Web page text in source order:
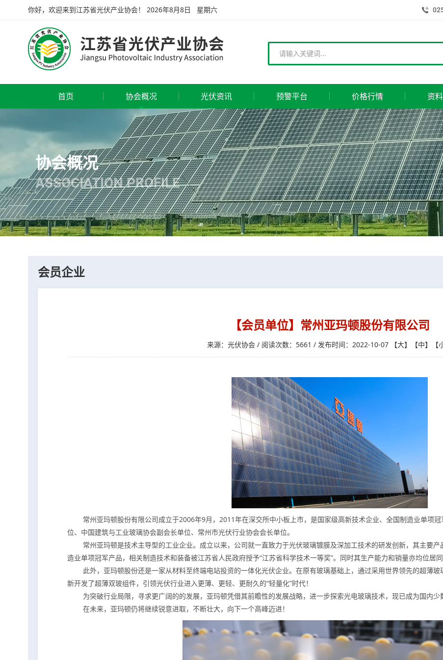
你好，欢迎来到江苏省光伏产业协会！ 2026年8月8日 星期六
首页 协会概况 光伏资讯 预警平台 价格行情 资
协会概况
ASSOCIATION PROFILE
会员企业
【会员单位】常州亚玛顿股份有限公司
来源：光伏协会 / 阅读次数：5661 / 发布时间：2022-10-07 【大】【中】【
常州亚玛顿股份有限公司成立于2006年9月，2011年在深交所中小板上市，是国家级高新技术企业、全国制造业单项
位、中国建筑与工业玻璃协会副会长单位、常州市光伏行业协会会长单位。
常州亚玛顿是技术主导型的工业企业。成立以来，公司就一直致力于光伏玻璃镀膜及深加工技术的研发创新，其主要
造业单项冠军产品，相关制造技术和装备被江苏省人民政府授予“江苏省科学技术一等奖”。同时其生产能力和销量亦均位居
此外，亚玛顿股份还是一家从材料至终端电站投资的一体化光伏企业。在原有玻璃基础上，通过采用世界领先的超薄
新开发了超薄双玻组件，引领光伏行业进入更薄、更轻、更耐久的“轻量化”时代！
为突破行业局限，寻求更广阔的的发展，亚玛顿凭借其前瞻性的发展战略，进一步探索光电玻璃技术，现已成为国内少
在未来，亚玛顿仍将继续锐意进取，不断壮大，向下一个高峰迈进！